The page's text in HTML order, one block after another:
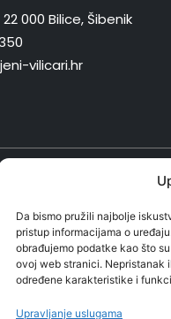
Da bismo pružili najbolje
pristup informacijama o
obrađujemo podatke kao što
ovoj web stranici. Nepristanak
određene karakteristike i
Upravljanje uslugama
000 Bilice, Šibenik
vilicari.hr
obradi i postupanju s